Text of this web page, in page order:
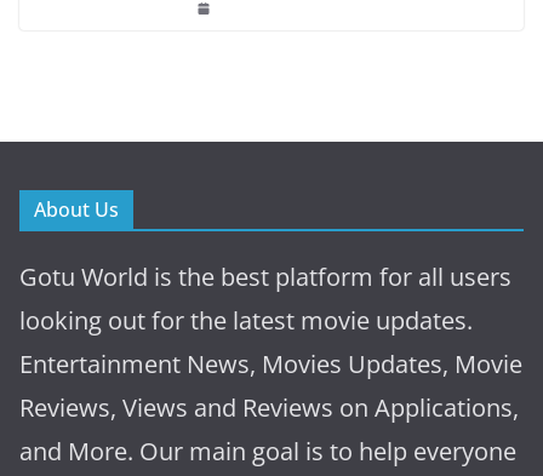
About Us
Gotu World is the best platform for all users
looking out for the latest movie updates.
Entertainment News, Movies Updates, Movie
Reviews, Views and Reviews on Applications,
and More. Our main goal is to help everyone